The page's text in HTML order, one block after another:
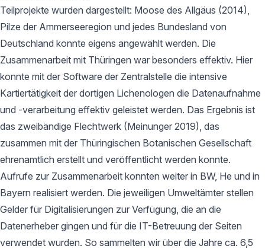
Teilprojekte wurden dargestellt: Moose des Allgäus (2014),
Pilze der Ammerseeregion und jedes Bundesland von
Deutschland konnte eigens angewählt werden. Die
Zusammenarbeit mit Thüringen war besonders effektiv. Hier
konnte mit der Software der Zentralstelle die intensive
Kartiertätigkeit der dortigen Lichenologen die Datenaufnahme
und -verarbeitung effektiv geleistet werden. Das Ergebnis ist
das zweibändige Flechtwerk (Meinunger 2019), das
zusammen mit der Thüringischen Botanischen Gesellschaft
ehrenamtlich erstellt und veröffentlicht werden konnte.
Aufrufe zur Zusammenarbeit konnten weiter in BW, He und in
Bayern realisiert werden. Die jeweiligen Umweltämter stellen
Gelder für Digitalisierungen zur Verfügung, die an die
Datenerheber gingen und für die IT-Betreuung der Seiten
verwendet wurden. So sammelten wir über die Jahre ca. 6,5